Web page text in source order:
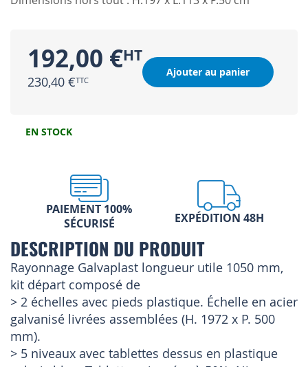
192,00 €
230,40 €
Ajouter au panier
EN STOCK
PAIEMENT 100%
SÉCURISÉ
EXPÉDITION 48H
DESCRIPTION DU PRODUIT
Rayonnage Galvaplast longueur utile 1050 mm,
kit départ composé de
> 2 échelles avec pieds plastique. Échelle en acier
galvanisé livrées assemblées (H. 1972 x P. 500
mm).
> 5 niveaux avec tablettes dessus en plastique